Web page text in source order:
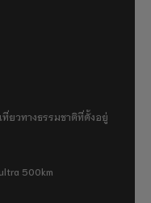
ที่ยวทางธรรมชาติที่ตั้งอยู่
500km